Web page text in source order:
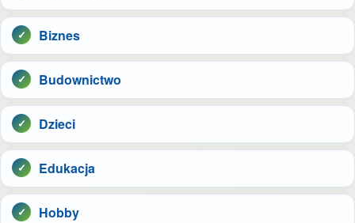
Biznes
Budownictwo
Dzieci
Edukacja
Hobby